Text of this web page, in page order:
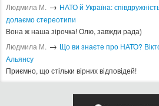
Людмила М. → ​НАТО й Україна:
долаємо стереотипи
Вона ж наша зірочка! Олю, завжди рада)
Людмила М. → Що ви знаєте про НАТО?
Альянсу ​
Приємно, що стільки вірних відповідей!